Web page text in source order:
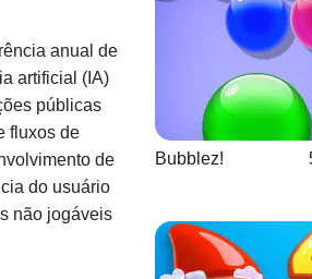
anual de
artificial (IA)
públicas
fluxos de
de
do usuário
não jogáveis
Bubblez!